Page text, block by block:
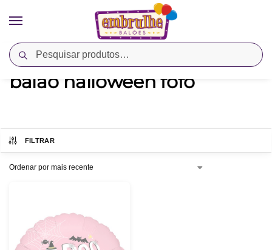
Pesquisar
Início Produtos marcados com a tag “balão halloween fofo”
balão halloween fofo
FILTRAR